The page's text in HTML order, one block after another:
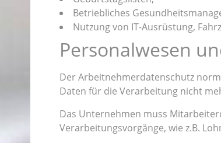
Betriebliches
Nutzung von IT-Ausrüstung,
Personalwesen
Der Arbeitnehmerdatenschutz
Daten für die Verarbeitung nicht
Das Unternehmen muss
Verarbeitungsvorgänge, wie z.B.